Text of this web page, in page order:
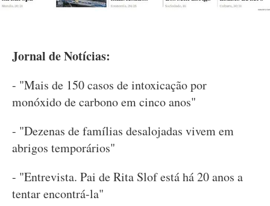
Jornal de Notícias:
- "Mais de 150 casos de intoxicação por
monóxido de carbono em cinco anos"
- "Dezenas de famílias desalojadas vivem em
abrigos temporários"
- "Entrevista. Pai de Rita Slof está há 20 anos a
tentar encontrá-la"